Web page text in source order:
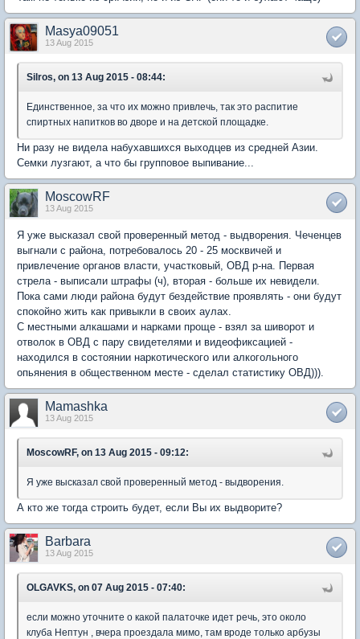
Masya09051
13 Aug 2015
Silros, on 13 Aug 2015 - 08:44:
Единственное, за что их можно привлечь, так это распитие
спиртных напитков во дворе и на детской площадке.
Ни разу не видела набухавшихся выходцев из средней Азии.
Семки лузгают, а что бы групповое выпивание...
MoscowRF
13 Aug 2015
Я уже высказал свой проверенный метод - выдворения. Чеченцев
выгнали с района, потребовалось 20 - 25 москвичей и
привлечение органов власти, участковый, ОВД р-на. Первая
стрела - выписали штрафы (ч), вторая - больше их невидели.
Пока сами люди района будут бездействие проявлять - они будут
спокойно жить как привыкли в своих аулах.
С местными алкашами и нарками проще - взял за шиворот и
отволок в ОВД с пару свидетелями и видеофиксацией -
находился в состоянии наркотического или алкогольного
опьянения в общественном месте - сделал статистику ОВД))).
Mamashka
13 Aug 2015
MoscowRF, on 13 Aug 2015 - 09:12:
Я уже высказал свой проверенный метод - выдворения.
А кто же тогда строить будет, если Вы их выдворите?
Barbara
13 Aug 2015
OLGAVKS, on 07 Aug 2015 - 07:40:
если можно уточните о какой палаточке идет речь, это около
клуба Нептун , вчера проездала мимо, там вроде только арбузы